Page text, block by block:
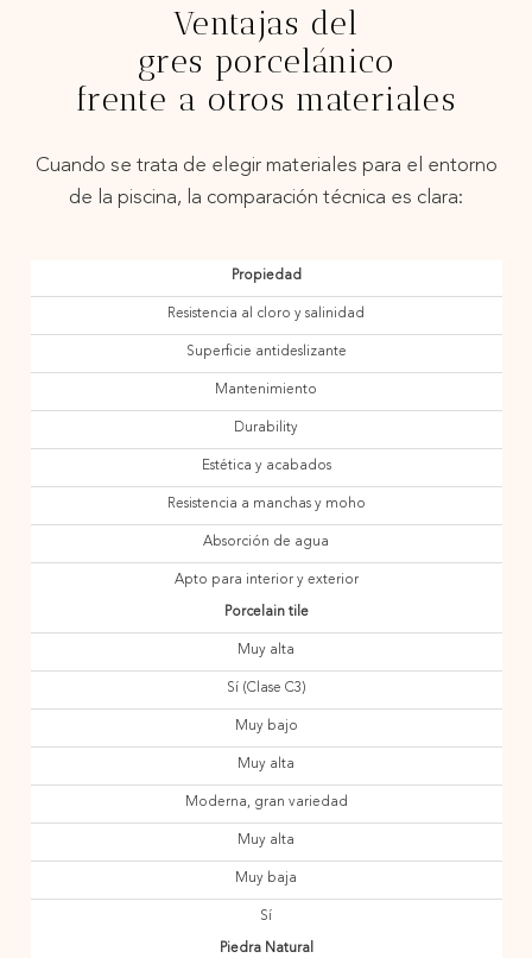
Ventajas del
gres porcelánico
frente a otros materiales
Cuando se trata de elegir materiales para el entorno
de la piscina, la comparación técnica es clara:
Propiedad
Resistencia al cloro y salinidad
Superficie antideslizante
Mantenimiento
Durability
Estética y acabados
Resistencia a manchas y moho
Absorción de agua
Apto para interior y exterior
Porcelain tile
Muy alta
Sí (Clase C3)
Muy bajo
Muy alta
Moderna, gran variedad
Muy alta
Muy baja
Sí
Piedra Natural